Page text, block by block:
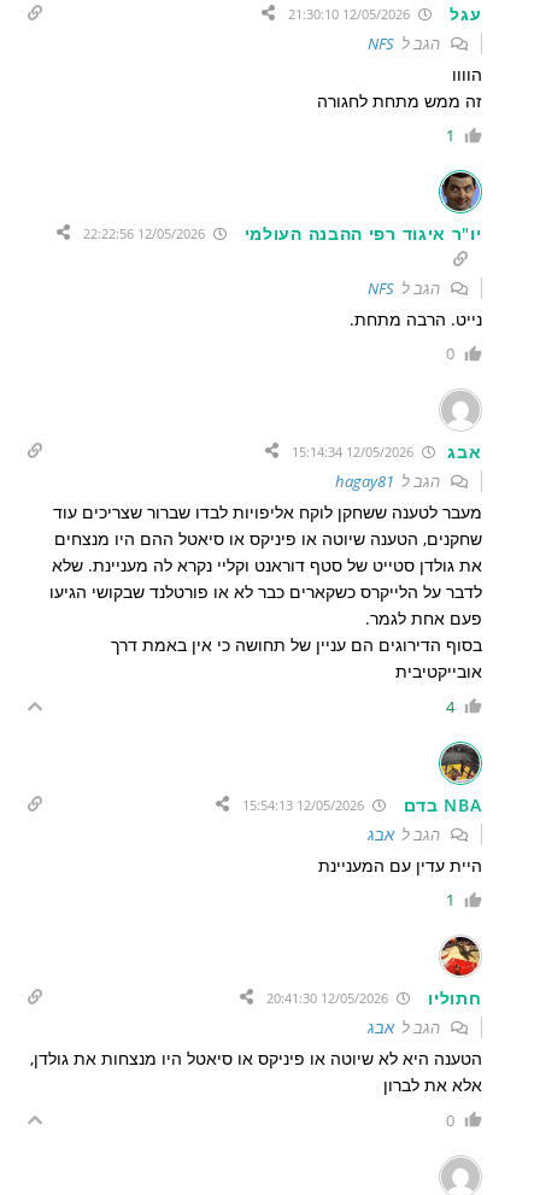
עגל
הגב לNFS
הוווו
זה ממש מתחת לחגורה
1
יו"ר איגוד רפי ההבנה העולמי 12/05/2026 22:22:56
הגב לNFS
נייט. הרבה מתחת.
0
אבג
הגב ל hagay81
מעבר לטענה ששחקן לוקח אליפויות לבדו שברור שצריכים עוד
שחקנים, הטענה שיוטה או פיניקס או סיאטל ההם היו מנצחים
את גולדן סטייט של סטף דוראנט וקליי נקרא לה מעניינת. שלא
לדבר על הלייקרס כשקארים כבר לא או פורטלנד שבקושי הגיעו
פעם אחת לגמר.
בסוף הדירוגים הם עניין של תחושה כי אין באמת דרך
אובייקטיבית
4
NBA בדם 12/05/2026 15:54:13
הגב לאבג
היית עדין עם המעניינת
1
חתוליו
הגב לאבג
הטענה היא לא שיוטה או פיניקס או סיאטל היו מנצחות את גולדן,
אלא את לברון
0